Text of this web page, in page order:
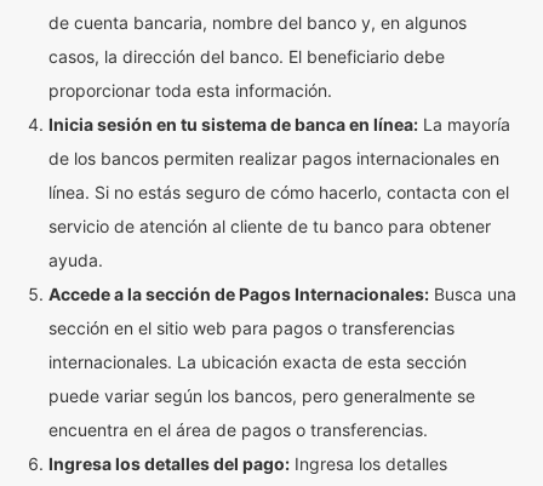
de cuenta bancaria, nombre del banco y, en algunos
casos, la dirección del banco. El beneficiario debe
proporcionar toda esta información.
Inicia sesión en tu sistema de banca en línea: La mayoría
de los bancos permiten realizar pagos internacionales en
línea. Si no estás seguro de cómo hacerlo, contacta con el
servicio de atención al cliente de tu banco para obtener
ayuda.
Accede a la sección de Pagos Internacionales: Busca una
sección en el sitio web para pagos o transferencias
internacionales. La ubicación exacta de esta sección
puede variar según los bancos, pero generalmente se
encuentra en el área de pagos o transferencias.
Ingresa los detalles del pago: Ingresa los detalles